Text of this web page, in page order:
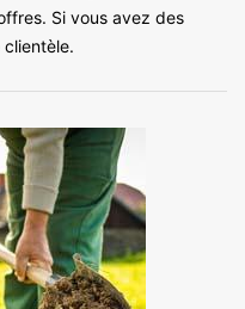
Si vous avez des